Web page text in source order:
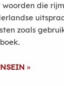
die
zoals